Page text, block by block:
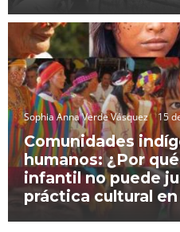
Sophia Anna Verde Vásquez 15
Comunidades
humanos: ¿Por
infantil no puede
práctica cultural